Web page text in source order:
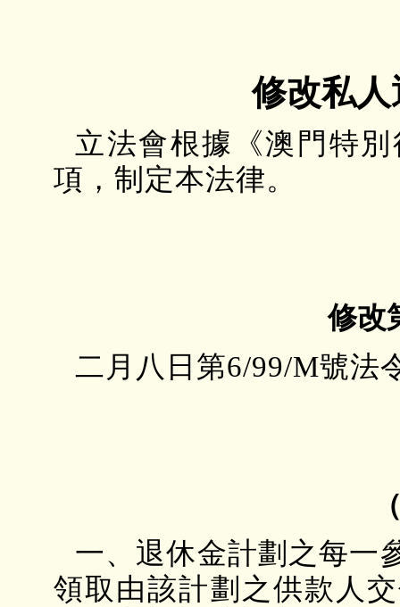
修改私
立法會根據《澳門特
項，制定本法律。
修改
二月八日第6/99/M號法
一、退休金計劃之每一
領取由該計劃之供款人